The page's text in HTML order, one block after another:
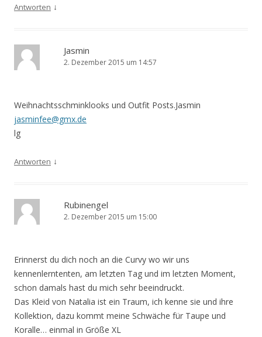
Antworten ↓
Jasmin
2. Dezember 2015 um 14:57
Weihnachtsschminklooks und Outfit Posts.Jasmin
jasminfee@gmx.de
lg
Antworten ↓
Rubinengel
2. Dezember 2015 um 15:00
Erinnerst du dich noch an die Curvy wo wir uns
kennenlerntenten, am letzten Tag und im letzten Moment,
schon damals hast du mich sehr beeindruckt.
Das Kleid von Natalia ist ein Traum, ich kenne sie und ihre
Kollektion, dazu kommt meine Schwäche für Taupe und
Koralle… einmal in Größe XL